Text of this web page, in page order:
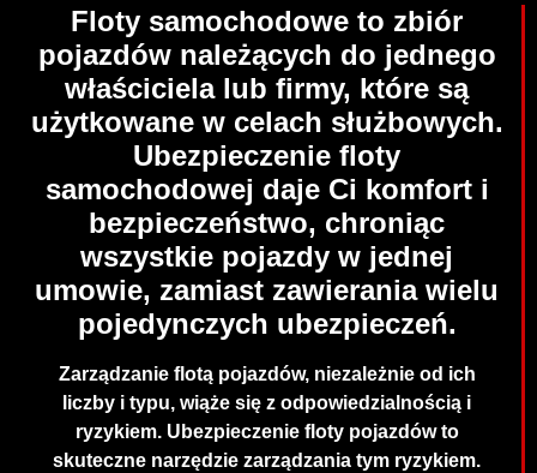
Floty samochodowe to zbiór
pojazdów należących do jednego
właściciela lub firmy, które są
użytkowane w celach służbowych.
Ubezpieczenie floty
samochodowej daje Ci komfort i
bezpieczeństwo, chroniąc
wszystkie pojazdy w jednej
umowie, zamiast zawierania wielu
pojedynczych ubezpieczeń.
Zarządzanie flotą pojazdów, niezależnie od ich
liczby i typu, wiąże się z odpowiedzialnością i
ryzykiem. Ubezpieczenie floty pojazdów to
skuteczne narzędzie zarządzania tym ryzykiem.